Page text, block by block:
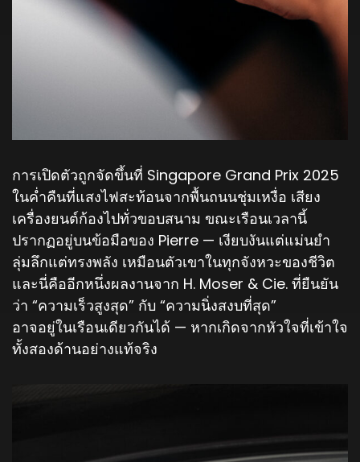
การเปิดตัวถูกจัดขึ้นที่ Singapore Grand Prix 2025
ในค่ำคืนที่แสงไฟสะท้อนจากพื้นถนนชุ่มเหงื่อ เสียง
เครื่องยนต์ก้องไปทั่วขอบสนาม ขณะเรือนเวลานี้
ปรากฏอยู่บนข้อมือของ Pierre — เงียบงันแต่แม่นยำ
ลุ่มลึกแต่ทรงพลัง เหมือนตัวเขาในทุกจังหวะของชีวิต
และนี่คืออีกหนึ่งผลงานจาก H. Moser & Cie. ที่ยืนยัน
ว่า “ความเร็วสูงสุด” กับ “ความนิ่งสงบที่สุด”
อาจอยู่ในเรือนเดียวกันได้ — หากเกิดจากหัวใจที่เข้าใจ
ทั้งสองด้านอย่างแท้จริง